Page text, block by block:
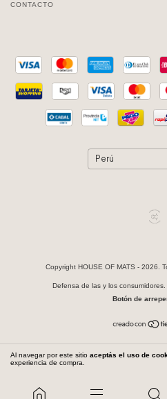
Al navegar por este sitio aceptás el uso de
experiencia de compra.
CONTACTO
Copyright HOUSE OF MATS - 2026.
Defensa de las y los consumidores.
Botón de